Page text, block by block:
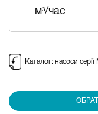
м³/час
Каталог: насоси серії